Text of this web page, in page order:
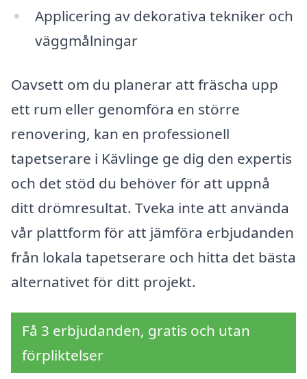
Applicering av dekorativa tekniker och
väggmålningar
Oavsett om du planerar att fräscha upp
ett rum eller genomföra en större
renovering, kan en professionell
tapetserare i Kävlinge ge dig den expertis
och det stöd du behöver för att uppnå
ditt drömresultat. Tveka inte att använda
vår plattform för att jämföra erbjudanden
från lokala tapetserare och hitta det bästa
alternativet för ditt projekt.
Få 3 erbjudanden, gratis och utan
förpliktelser